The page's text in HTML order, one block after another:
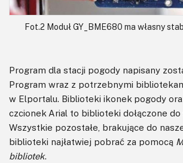
Fot.2 Moduł GY_BME680 ma własny
Program dla stacji pogody napisany
Program wraz z potrzebnymi
w Elportalu. Biblioteki ikonek pogody
czcionek Arial to biblioteki dołączone do
Wszystkie pozostałe, brakujące do
biblioteki najłatwiej pobrać za pomocą
bibliotek.